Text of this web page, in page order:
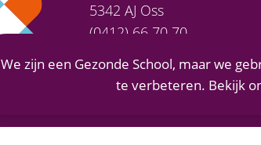
5342 AJ Oss
(0412) 66 70 70
info@maaslandcollege.nl
We zijn een Gezonde School, maar we
te verbeteren. Bekijk